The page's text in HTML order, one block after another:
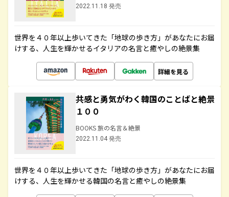
2022.11.18 発売
世界を４０年以上歩いてきた「地球の歩き方」があなたにお届
けする、人生を輝かせるイタリアの名言と癒やしの絶景集
詳細を見る
共感と勇気がわく韓国のことばと絶景
１００
BOOKS 旅の名言＆絶景
2022.11.04 発売
世界を４０年以上歩いてきた「地球の歩き方」があなたにお届
けする、人生を輝かせる韓国の名言と癒やしの絶景集